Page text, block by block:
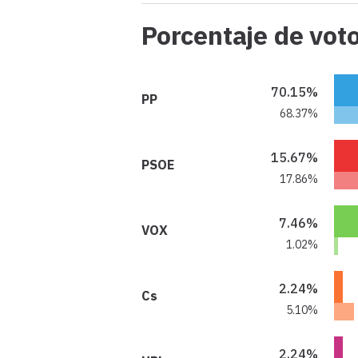
Porcentaje de
PP 70.15%
68.37%
PSOE 15.67%
17.86%
VOX 7.46%
1.02%
Cs 2.24%
5.10%
2.24%